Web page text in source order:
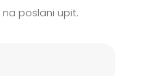
poslani upit.